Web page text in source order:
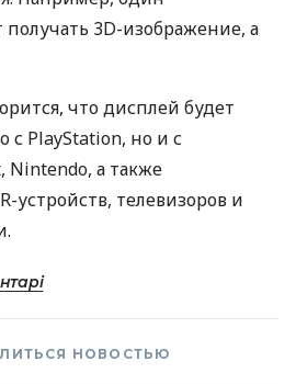
3D-изображение, а
что дисплей будет
с PlayStation, но и с
Nintendo, а также
устройств, телевизоров и
НОВОСТЬЮ